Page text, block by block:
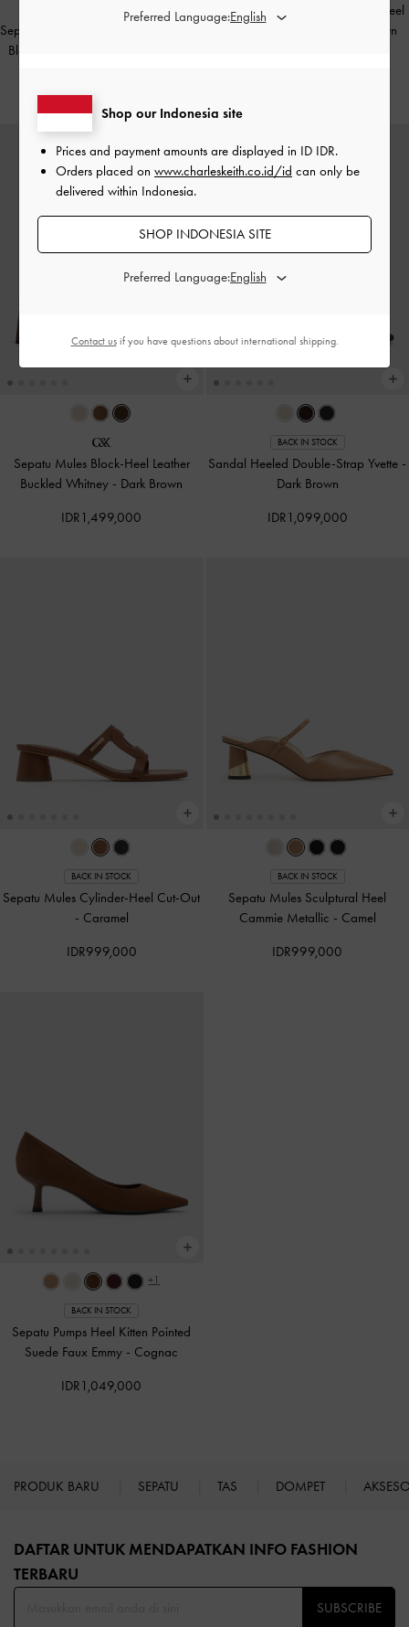
Sepatu Pumps Mary Jane Ankle-Strap
Block-Heel Buckled Suede
Sepatu Slingback Pumps Block-Heel
Dark Brown
Sepatu Mules Block-Heel Leather
Buckled Whitney - Dark Brown
IDR1,499,000
BACK IN STOCK
Sandal Heeled Double-Strap Yvette -
Dark Brown
IDR1,099,000
BACK IN STOCK
Sepatu Mules Cylinder-Heel Cut-Out
- Caramel
IDR999,000
BACK IN STOCK
Sepatu Mules Sculptural Heel
Cammie Metallic - Camel
IDR999,000
+1
BACK IN STOCK
Sepatu Pumps Heel Kitten Pointed
Suede Faux Emmy - Cognac
IDR1,049,000
PRODUK BARU SEPATU TAS DOMPET
DAFTAR UNTUK MENDAPATKAN INFO FASHION
TERBARU​
SUBSCRIBE
Shop our Indonesia site
Prices and payment amounts are displayed in ID IDR.
Orders placed on www.charleskeith.co.id/id can only be
delivered within Indonesia.
SHOP INDONESIA SITE
Preferred Language:
Preferred Language:
Contact usif you have questions about international shipping.